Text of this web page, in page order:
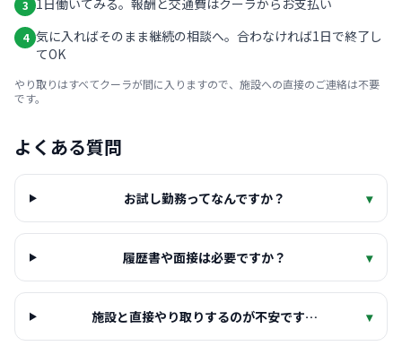
3 1日働いてみる。報酬と交通費はクーラからお支払い
4 気に入ればそのまま継続の相談へ。合わなければ1日で終了し
てOK
やり取りはすべてクーラが間に入りますので、施設への直接のご連絡は不要
です。
よくある質問
お試し勤務ってなんですか？ ▾
履歴書や面接は必要ですか？ ▾
施設と直接やり取りするのが不安です… ▾